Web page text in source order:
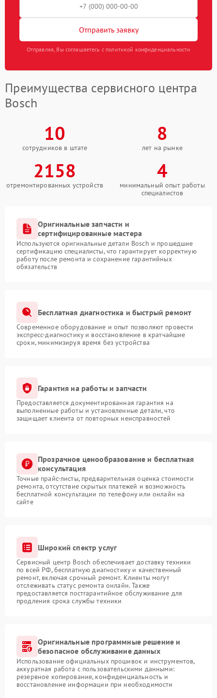
Отправить заявку
Отправляя, Вы соглашаетесь с политикой конфиденциальности
Преимущества сервисного центра
Bosch
10
сотрудников в штате
8
лет на рынке
2158
отремонтированных устройств
4
минимальный опыт работы
специалистов
Оригинальные запчасти и
сертифицированные мастера
Используются оригинальные детали Bosch и прошедшие
сертификацию специалисты, что гарантирует корректную
работу после ремонта и сохранение гарантийных
обязательств
Бесплатная диагностика и быстрый ремонт
Современное оборудование и опыт позволяют провести
экспресс-диагностику и восстановление в кратчайшие
сроки, минимизируя время без устройства
Гарантия на работы и запчасти
Предоставляется документированная гарантия на
выполненные работы и установленные детали, что
защищает клиента от повторных неисправностей
Прозрачное ценообразование и бесплатная
консультация
Точные прайс-листы, предварительная оценка стоимости
ремонта, отсутствие скрытых платежей и возможность
бесплатной консультации по телефону или онлайн на
сайте
Широкий спектр услуг
Сервисный центр Bosch обеспечивает доставку техники
по всей РФ, бесплатную диагностику и качественный
ремонт, включая срочный ремонт. Клиенты могут
отслеживать статус ремонта онлайн. Также
предоставляется постгарантийное обслуживание для
продления срока службы техники
Оригинальные программные решение и
безопасное обслуживание данных
Использование официальных прошивок и инструментов,
аккуратная работа с пользовательскими данными:
резервное копирование, конфиденциальность и
восстановление информации при необходимости